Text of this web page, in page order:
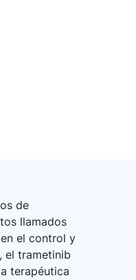
de
llamados
el control y
el trametinib
terapéutica